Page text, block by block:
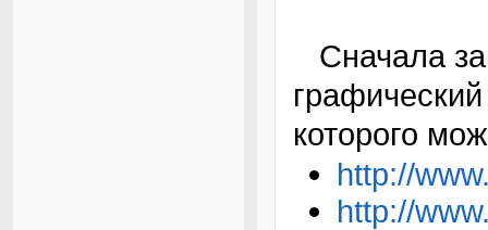
Сначала загружаем сам doxygen, затем —
которого
http://
http://